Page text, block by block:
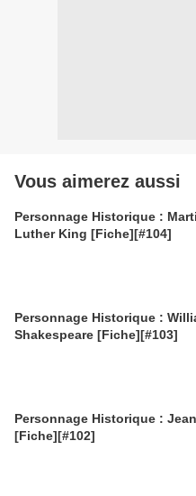
Vous aimerez aussi
Personnage Historique :
Luther King [Fiche][#104]
Personnage Historique :
Shakespeare [Fiche][#103]
Personnage Historique :
[Fiche][#102]